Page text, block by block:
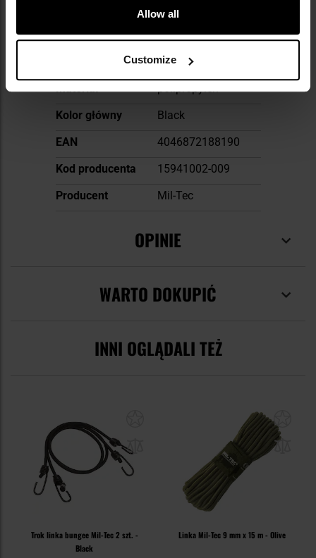
Allow all
Customize
1500 cm
Kolor/kamuflaż
Czarny
9 mm
Materiał
polipropylen
Kolor główny
Black
EAN
4046872188190
Kod producenta
15941002-009
Producent
Mil-Tec
OPINIE
WARTO DOKUPIĆ
INNI OGLĄDALI TEŻ
Trok linka bungee Mil-Tec 2 szt. -
Black
Linka Mil-Tec 9 mm x 15 m - Olive